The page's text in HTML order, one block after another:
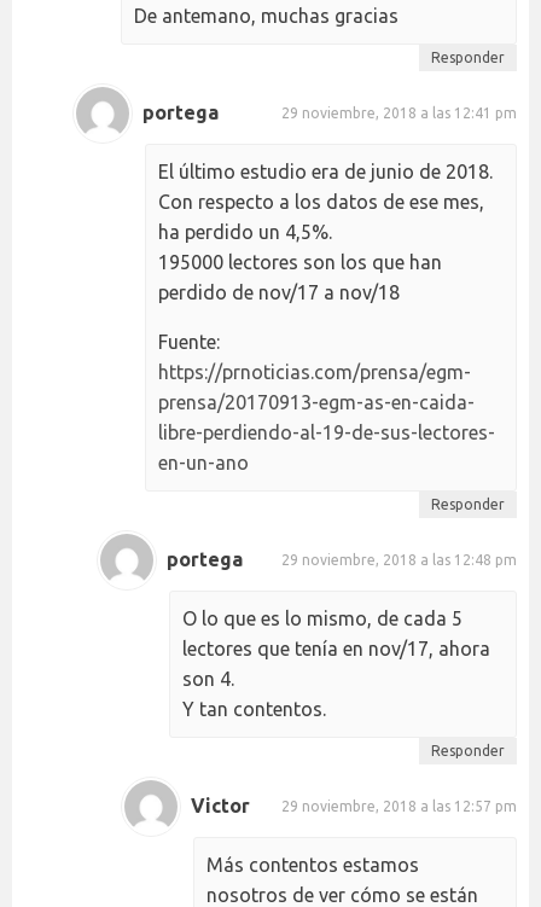
De antemano, muchas gracias
Responder
portega 29 noviembre, 2018 a las 12:41 pm
El último estudio era de junio de 2018.
Con respecto a los datos de ese mes,
ha perdido un 4,5%.
195000 lectores son los que han
perdido de nov/17 a nov/18
Fuente:
https://prnoticias.com/prensa/egm-
prensa/20170913-egm-as-en-caida-
libre-perdiendo-al-19-de-sus-lectores-
en-un-ano
Responder
portega 29 noviembre, 2018 a las 12:48 pm
O lo que es lo mismo, de cada 5
lectores que tenía en nov/17, ahora
son 4.
Y tan contentos.
Responder
Victor 29 noviembre, 2018 a las 12:57 pm
Más contentos estamos
nosotros de ver cómo se están